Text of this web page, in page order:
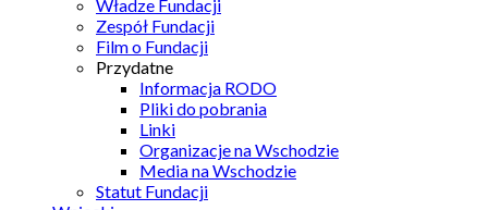
Władze Fundacji
Zespół Fundacji
Film o Fundacji
Przydatne
Informacja RODO
Pliki do pobrania
Linki
Organizacje na Wschodzie
Media na Wschodzie
Statut Fundacji